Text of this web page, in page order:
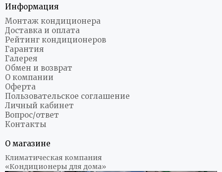
Информация
Монтаж кондиционера
Доставка и оплата
Рейтинг кондиционеров
Гарантия
Галерея
Обмен и возврат
О компании
Оферта
Пользовательское соглашение
Личный кабинет
Вопрос/ответ
Контакты
О магазине
Климатическая компания
«Кондиционеры для дома»